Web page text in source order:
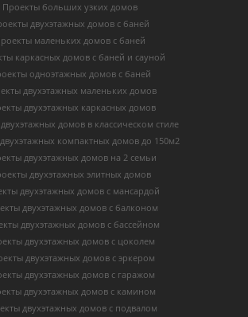
Проекты больших узких домов
двухэтажных домов с баней
маленьких домов с баней
каркасных домов c баней и сауной
одноэтажных домов с баней
двухэтажных маленьких домов
двухэтажных каркасных домов
домов в классическом стиле
компактных домов до 150м2
двухэтажных домов на 2 семьи
двухэтажных элитных домов
двухэтажных домов с мансардой
двухэтажных домов с балконом
двухэтажных домов с бассейном
двухэтажных домов с цоколем
двухэтажных домов с эркером
двухэтажных домов с гаражом
двухэтажных домов с камином
двухэтажных домов с подвалом